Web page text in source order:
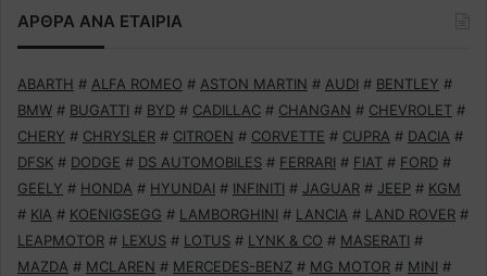
ΑΡΘΡΑ ΑΝΑ ΕΤΑΙΡΙΑ
ABARTH # ALFA ROMEO # ASTON MARTIN # AUDI # BENTLEY #
BMW # BUGATTI # BYD # CADILLAC # CHANGAN # CHEVROLET #
CHERY # CHRYSLER # CITROEN # CORVETTE # CUPRA # DACIA #
DFSK # DODGE # DS AUTOMOBILES # FERRARI # FIAT # FORD #
GEELY # HONDA # HYUNDAI # INFINITI # JAGUAR # JEEP # KGM
# KIA # KOENIGSEGG # LAMBORGHINI # LANCIA # LAND ROVER #
LEAPMOTOR # LEXUS # LOTUS # LYNK & CO # MASERATI #
MAZDA # MCLAREN # MERCEDES-BENZ # MG MOTOR # MINI #